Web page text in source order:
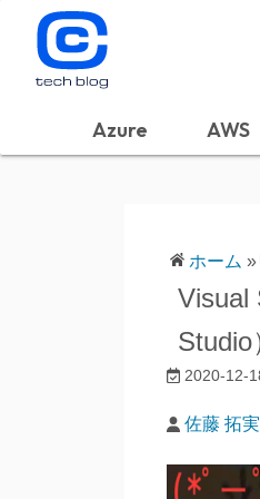
Azure AWS
ホーム »
Visual
Studio
2020-12-
佐藤 拓実